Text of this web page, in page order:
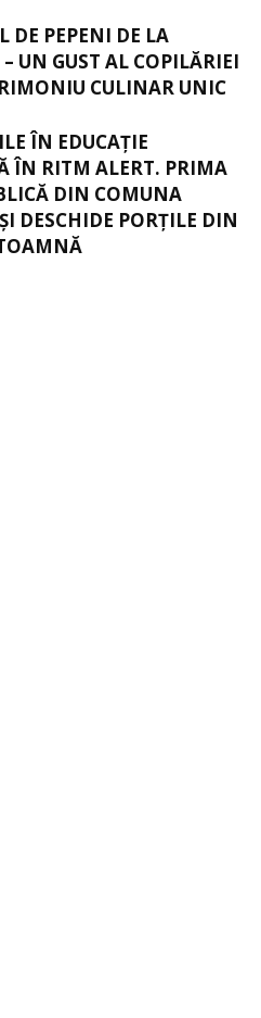
DE PEPENI DE LA
UN GUST AL COPILĂRIEI
CULINAR UNIC
ÎN EDUCAȚIE
ÎN RITM ALERT. PRIMA
DIN COMUNA
DESCHIDE PORŢILE DIN